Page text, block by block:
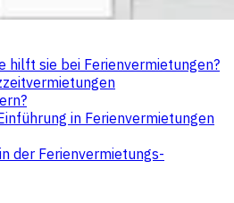
hilft sie bei Ferienvermietungen?
in Ferienvermietungen
der Ferienvermietungs-